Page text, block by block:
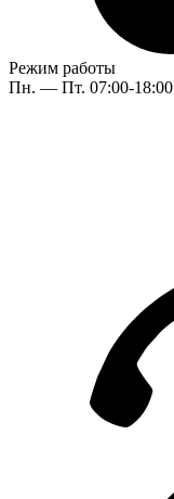
Режим работы
Пн. — Пт. 07:00-18:00